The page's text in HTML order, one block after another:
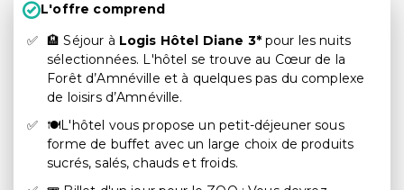
L'offre comprend
🏨 Séjour à Logis Hôtel Diane 3*pour les nuits
sélectionnées. L'hôtel se trouve au Cœur de la
Forêt d’Amnéville et à quelques pas du complexe
de loisirs d’Amnéville.
🍽️L'hôtel vous propose un petit-déjeuner sous
forme de buffet avec un large choix de produits
sucrés, salés, chauds et froids.